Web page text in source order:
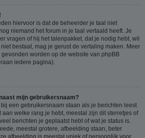
hiervoor is dat de beheerder je taal niet
niemand het forum in je taal vertaald heeft. Je
vragen of hij het talenpakket, dat je nodig hebt, wil
bestaat, mag je gerust de vertaling maken. Meer
worden op de website van phpBB
iedere pagina).
mijn gebruikersnaam?
een gebruikersnaam staan als je berichten leest.
welke rang je hebt, meestal zijn dit sterretjes of
berichten je geplaatst hebt of wat je status is.
meestal grotere, afbeelding staan, beter
afbeelding is meestal uniek of persoonlijk voor